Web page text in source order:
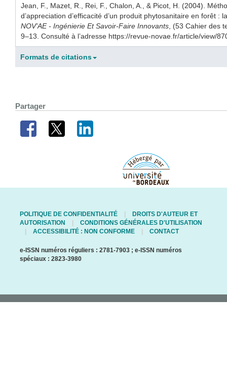
Jean, F., Mazet, R., Rei, F., Chalon, A., & Picot, H. (2004).
d’appreciation d’efficacité d’un produit phytosanitaire en forêt :
NOV’AE - Ingénierie Et Savoir-Faire Innovants, (53 Cahier des
9–13. Consulté à l’adresse https://revue-novae.fr/article/view/
Formats de citations
Partager
POLITIQUE DE CONFIDENTIALITÉ
DROITS D'AUTEUR ET
AUTORISATION
CONDITIONS GÉNÉRALES D'UTILISATION
ACCESSIBILITÉ : NON CONFORME
CONTACT
e-ISSN numéros réguliers : 2781-7903 ; e-ISSN numéros
spéciaux : 2823-3980